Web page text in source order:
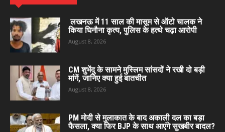
लखनऊ में 11 साल की मासूम से ऑटो चालक ने
किया घिनौना कृत्य, पुलिस के हत्थे चढ़ा आरोपी
August 8, 2026
CM शुभेंदु के सामने मुस्लिम सांसदों ने रखी दो बड़ी
मांगें, जानिए क्या हुई बातचीत
August 8, 2026
PM मोदी से मुलाकात के बाद अकाली दल का बड़ा
फैसला, क्या फिर BJP के साथ आएंगे सुखबीर बादल?